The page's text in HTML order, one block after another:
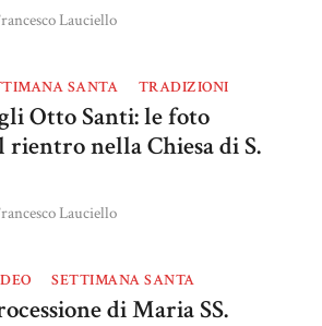
Lauciello
SANTA TRADIZIONI
Otto Santi: le foto
rientro nella Chiesa di S.
Lauciello
SETTIMANA SANTA
di Maria SS.